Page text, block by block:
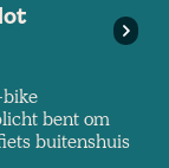
bent om
buitenshuis